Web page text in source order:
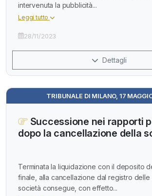
intervenuta la pubblicità...
Leggi tutto
28/11/2023
Dettagli
TRIBUNALE DI MILANO, 17
Successione nei rapporti
dopo la cancellazione della
Terminata la liquidazione con il deposito
finale, alla cancellazione dal registro delle
società consegue, con effetto...